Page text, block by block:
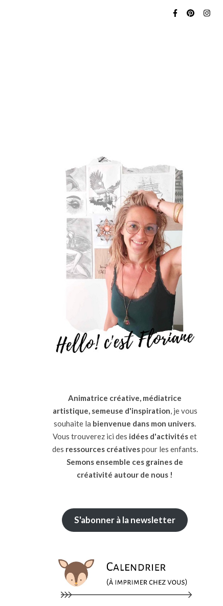
Animatrice créative, médiatrice
artistique, semeuse d'inspiration, je vous
souhaite la bienvenue dans mon univers.
Vous trouverez ici des idées d'activitéset
des ressources créativespour les enfants.
Semons ensemble ces graines de
créativité autour de nous !
S'abonner à la newsletter